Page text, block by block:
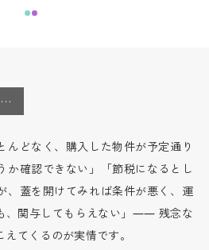
…
んどなく、購入した物件が予定通り
か確認できない」「節税になるとし
、蓋を開けてみれば条件が悪く、運
、関与してもらえない」―― 残念な
てくるのが実情です。